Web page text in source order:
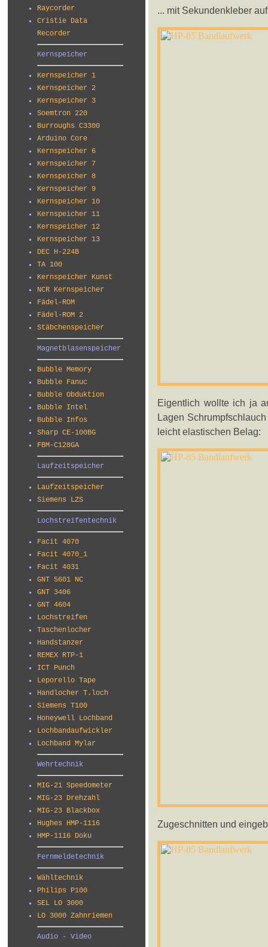
Raycorder
Cristie Data
Recorder
Kernspeicher
Kernspeicher 1
Kernspeicher 2
Kernspeicher 3
Soemtron 220
Burroughs C3300
Arduino Core
Kernspeicher 6
Kernspeicher 7
Kernspeicher 8
Kernspeicher 9
Kernspeicher 10
Kernspeicher 11
Kernspeicher 12
Kernspeicher 13
DEC H-224B
TA 100
Kernspeicher Kunst
NCR Kernspeicher
Fädel-ROM
Fädel-ROM 2
Stäbchenspeicher
Magnetblasenspeicher
Bubble Memory
Bubble Fanuc
Bubble Obduktion
Bubble Intel
Bubble Infos
Sharp CE-100BG
FBM-C128GA
Laufzeitspeicher
Laufzeitspeicher
Siemens LZS
Lochstreifentechnik
Facit 4070
Facit 4070_1
Facit 4031
GNT 5601 NC
GNT 3406
GNT 4604
Lochstreifen
Taschenlocher
Handstanzer
REMEX RTP-1
ICT Punch
Leporello Tape
Handlocher T.loch
Siemens T100
Honeywell Lochband
Lochbandaufwickler
Lochband Mylar
Wehrtechnik
MIG-21 Speedometer
MIG-23 Drehzahl
MIG-23 Blackbox
Hughes HMP-1116
HMP-1116 Doku
Fernmeldetechnik
Wähltechnik
Philips P100
SEL LO 3000
LO 3000 Zahnriemen
Audio - Video
... mit Sekundenkleber
Eigentlich wollte ich ja
Lagen
leicht elastischen Belag:
Zugeschnitten und